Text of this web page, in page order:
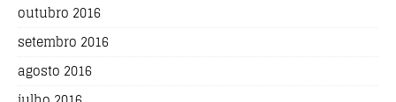
outubro 2016
setembro 2016
agosto 2016